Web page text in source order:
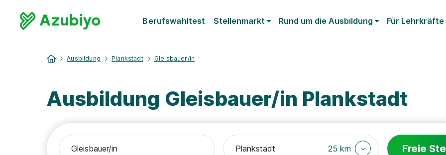
Berufswahltest Stellenmarkt Rund um die Ausbildung Für Lehrkräfte
Ausbildung Plankstadt Gleisbauer/in
Ausbildung Gleisbauer/in Plankstadt
25 km Freie